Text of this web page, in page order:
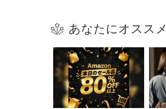
あなたにオススメ